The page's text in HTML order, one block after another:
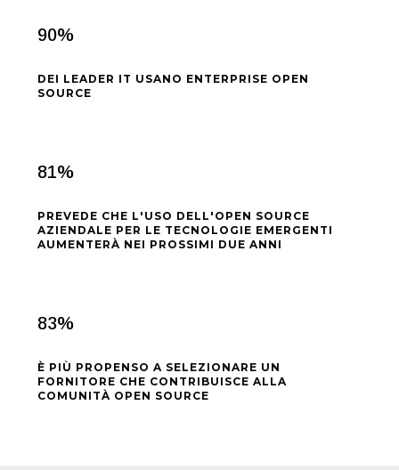
90%
DEI LEADER IT USANO ENTERPRISE OPEN
SOURCE
81%
PREVEDE CHE L'USO DELL'OPEN SOURCE
AZIENDALE PER LE TECNOLOGIE EMERGENTI
AUMENTERÀ NEI PROSSIMI DUE ANNI
83%
È PIÙ PROPENSO A SELEZIONARE UN
FORNITORE CHE CONTRIBUISCE ALLA
COMUNITÀ OPEN SOURCE